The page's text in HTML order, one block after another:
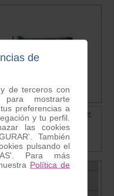
bujia con destornillador
Ref. VC0042
4.95 €
de
de terceros con
mostrarte
preferencias a
y tu perfil.
las cookies
También
pulsando el
Para más
Política de